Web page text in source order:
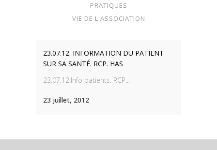
PRATIQUES
VIE DE L'ASSOCIATION
23.07.12. INFORMATION DU PATIENT
SUR SA SANTÉ. RCP. HAS
23.07.12.Info patients. RCP...
23 juillet, 2012